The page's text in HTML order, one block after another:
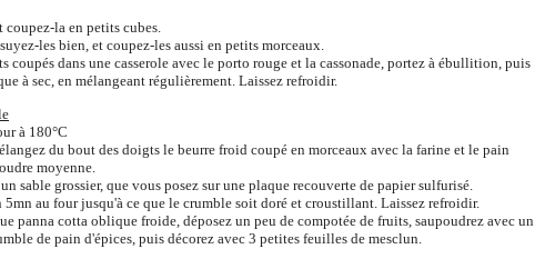
la en petits cubes.
les bien, et coupez-les aussi en petits morceaux.
coupés dans une casserole avec le porto rouge et la cassonade, portez à ébullition, puis
à sec, en mélangeant régulièrement. Laissez refroidir.
à 180°C
du bout des doigts le beurre froid coupé en morceaux avec la farine et le pain
moyenne.
sable grossier, que vous posez sur une plaque recouverte de papier sulfurisé.
au four jusqu'à ce que le crumble soit doré et croustillant. Laissez refroidir.
panna cotta oblique froide, déposez un peu de compotée de fruits, saupoudrez avec un
de pain d'épices, puis décorez avec 3 petites feuilles de mesclun.